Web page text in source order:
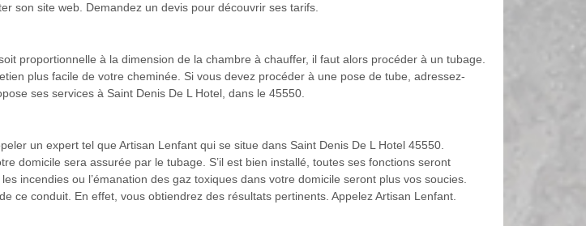
son site web. Demandez un devis pour découvrir ses tarifs.
proportionnelle à la dimension de la chambre à chauffer, il faut alors procéder à un tubage.
plus facile de votre cheminée. Si vous devez procéder à une pose de tube, adressez-
ses services à Saint Denis De L Hotel, dans le 45550.
un expert tel que Artisan Lenfant qui se situe dans Saint Denis De L Hotel 45550.
domicile sera assurée par le tubage. S’il est bien installé, toutes ses fonctions seront
incendies ou l’émanation des gaz toxiques dans votre domicile seront plus vos soucies.
ce conduit. En effet, vous obtiendrez des résultats pertinents. Appelez Artisan Lenfant.